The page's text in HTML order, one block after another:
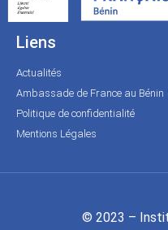
Liens
Actualités
Ambassade de France au Bénin
Politique de confidentialité
Mentions Légales
© 2023 –